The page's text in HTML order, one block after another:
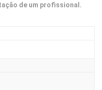
de um profissional.